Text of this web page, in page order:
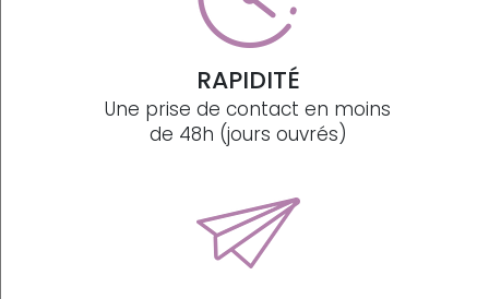
RAPIDITÉ
Une prise de contact en moins
de 48h (jours ouvrés)